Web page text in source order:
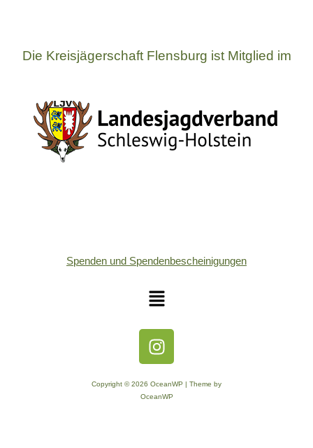
Die Kreisjägerschaft Flensburg ist Mitglied im
Spenden und Spendenbescheinigungen
Copyright © 2026 OceanWP | Theme by
OceanWP